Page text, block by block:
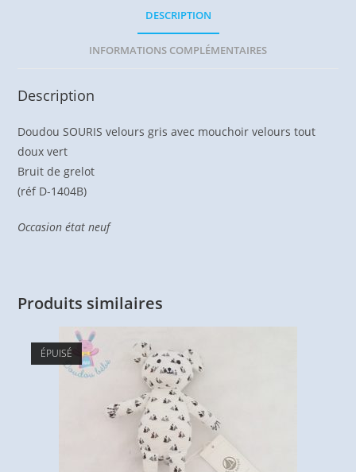
DESCRIPTION
INFORMATIONS COMPLÉMENTAIRES
Description
Doudou SOURIS velours gris avec mouchoir velours tout
doux vert
Bruit de grelot
(réf D-1404B)
Occasion état neuf
Produits similaires
ÉPUISÉ